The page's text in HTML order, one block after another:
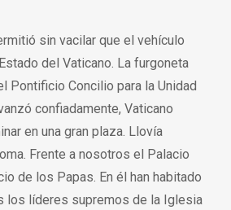
sin vacilar que el vehículo
del Vaticano. La furgoneta
Pontificio Concilio para la Unidad
confiadamente, Vaticano
en una gran plaza. Llovía
Frente a nosotros el Palacio
de los Papas. En él han habitado
los líderes supremos de la Iglesia